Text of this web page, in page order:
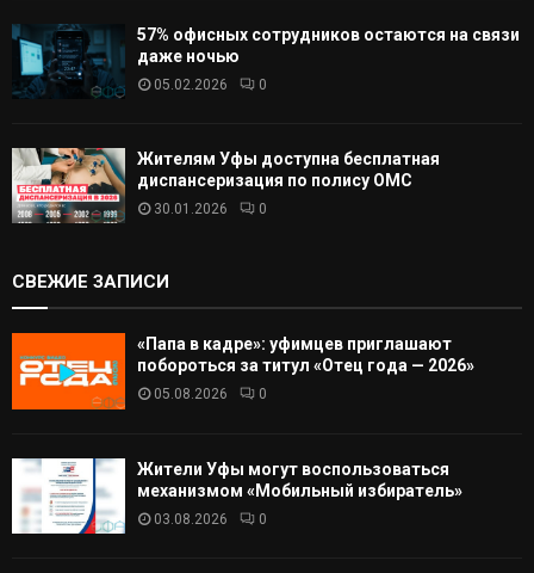
57% офисных сотрудников остаются на связи
даже ночью
05.02.2026 0
Жителям Уфы доступна бесплатная
диспансеризация по полису ОМС
30.01.2026 0
СВЕЖИЕ ЗАПИСИ
«Папа в кадре»: уфимцев приглашают
побороться за титул «Отец года — 2026»
05.08.2026 0
Жители Уфы могут воспользоваться
механизмом «Мобильный избиратель»
03.08.2026 0